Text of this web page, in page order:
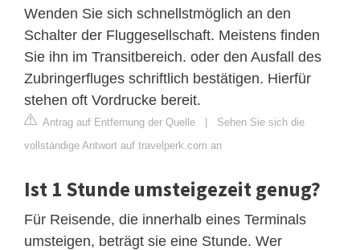
Wenden Sie sich schnellstmöglich an den
Schalter der Fluggesellschaft. Meistens finden
Sie ihn im Transitbereich. oder den Ausfall des
Zubringerfluges schriftlich bestätigen. Hierfür
stehen oft Vordrucke bereit.
Antrag auf Entfernung der Quelle | Sehen Sie sich die
vollständige Antwort auf travelperk.com an
Ist 1 Stunde umsteigezeit genug?
Für Reisende, die innerhalb eines Terminals
umsteigen, beträgt sie eine Stunde. Wer